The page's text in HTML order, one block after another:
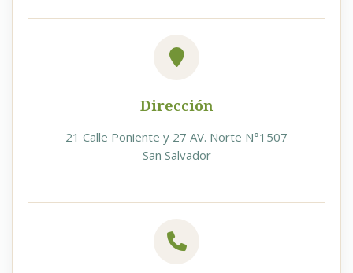
Dirección
21 Calle Poniente y 27 AV. Norte N°1507
San Salvador